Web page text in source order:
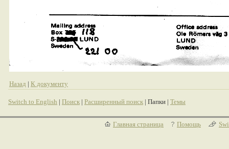
Назад | К документу
Switch to English | Поиск | Расширенный поиск | Папки | Темы
Главная страница Помощь